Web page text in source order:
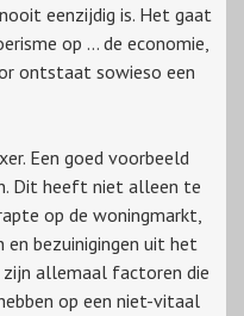
eenzijdig is. Het gaat
op … de economie,
ontstaat sowieso een
Een goed voorbeeld
Dit heeft niet alleen te
op de woningmarkt,
bezuinigingen uit het
zijn allemaal factoren die
op een niet-vitaal